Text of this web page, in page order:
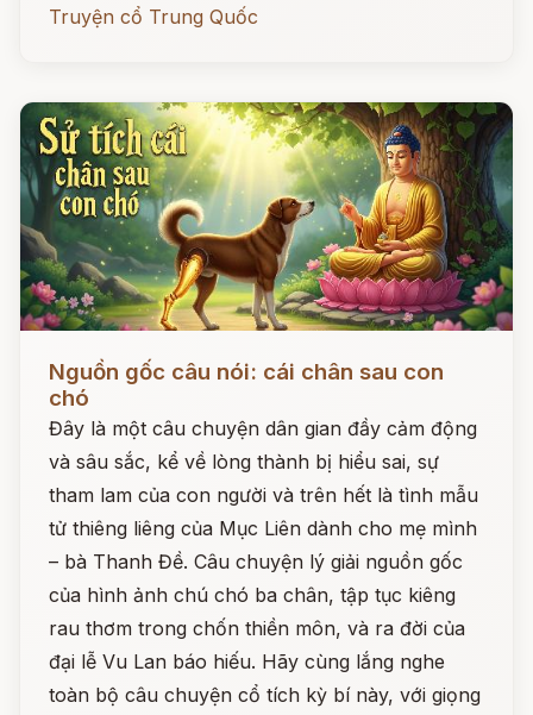
Truyện cổ Trung Quốc
Đọc ngay
Nguồn gốc câu nói: cái chân sau con
chó
Đây là một câu chuyện dân gian đầy cảm động
và sâu sắc, kể về lòng thành bị hiểu sai, sự
tham lam của con người và trên hết là tình mẫu
tử thiêng liêng của Mục Liên dành cho mẹ mình
– bà Thanh Đề. Câu chuyện lý giải nguồn gốc
của hình ảnh chú chó ba chân, tập tục kiêng
rau thơm trong chốn thiền môn, và ra đời của
đại lễ Vu Lan báo hiếu. Hãy cùng lắng nghe
toàn bộ câu chuyện cổ tích kỳ bí này, với giọng